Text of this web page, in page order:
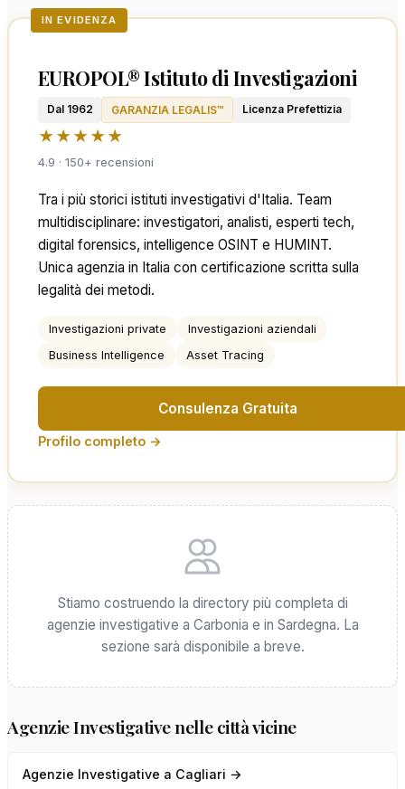
IN EVIDENZA
EUROPOL® Istituto di Investigazioni
Dal 1962 GARANZIA LEGALIS™ Licenza Prefettizia
★★★★★
4.9 · 150+ recensioni
Tra i più storici istituti investigativi d'Italia. Team
multidisciplinare: investigatori, analisti, esperti tech,
digital forensics, intelligence OSINT e HUMINT.
Unica agenzia in Italia con certificazione scritta sulla
legalità dei metodi.
Investigazioni private
Investigazioni aziendali
Business Intelligence
Asset Tracing
Consulenza Gratuita
Profilo completo →
Stiamo costruendo la directory più completa di
agenzie investigative a Carbonia e in Sardegna. La
sezione sarà disponibile a breve.
Agenzie Investigative nelle città vicine
Agenzie Investigative a Cagliari →